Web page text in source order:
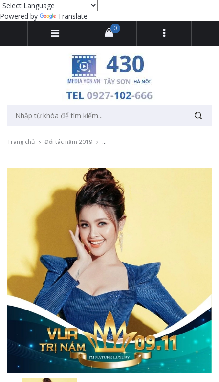
Powered by Translate
0
Trang chủ Đối tác năm 2019 Livestream giới thiệu dòng sản phẩm spa